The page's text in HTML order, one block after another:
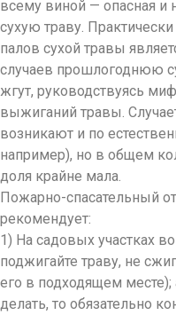
всему виной — опасная и
сухую траву.
палов сухой травы
случаев прошлогоднюю
жгут, руководствуясь
выжиганий травы.
возникают и по
например), но в общем
доля крайне мала.
Пожарно-спасательный
рекомендует:
1) На садовых участках
поджигайте траву, не
его в подходящем
делать, то обязательно